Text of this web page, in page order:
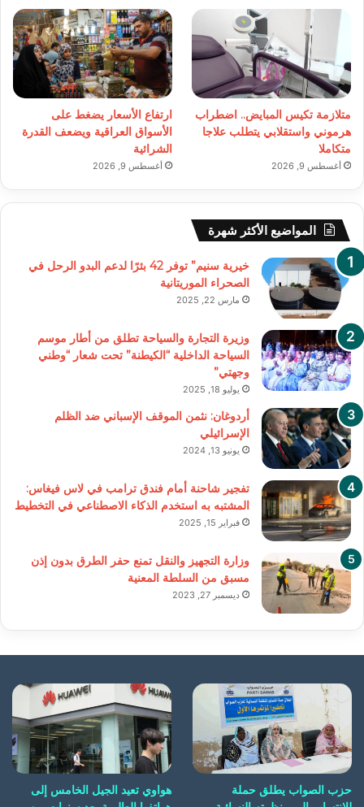
متلازمة تكيس المبايض.. اضطراب
هرموني واستقلابي يتطلب علاجا
متكاملا
أغسطس 9, 2026
ارتفاع الأسعار يضغط على
الأسواق العراقية ويضعف القدرة
الشرائية
أغسطس 9, 2026
المواضيع الأكثر شهرة
خيرية سنيم” توفر 42 بئرًا لدعم البدو الرحل في
الصحراء الموريتانية
مارس 22, 2025
وزيرة التجارة والسياحة تطلق من أطار موسم
السياحة الداخلية “الكيطنة” تحت شعار “وطني
وجهتي”
يوليو 18, 2025
أردوغان: نثمن الموقف الإسباني ضد الظلم
الإسرائيلي
يونيو 13, 2024
تفجير شاحنة أمام فندق ترامب في لاس فيغاس:
المشتبه به استخدم الذكاء الاصطناعي في التخطيط
فبراير 15, 2025
وزارة التجهيز والنقل تمنع حفر الطرق بدون إذن
مسبق من السلطة المعنية
ديسمبر 27, 2023
حزب الصواب يطلق حملة
هواوي تعيد الجيل الخامس إلى